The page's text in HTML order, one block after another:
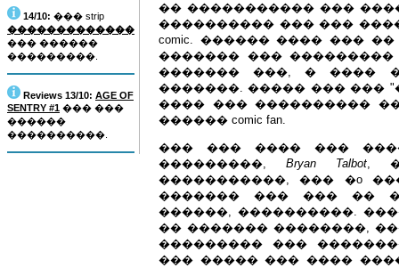
14/10: ��� strip
�������������
��� ������
���������.
Reviews 13/10: AGE OF
SENTRY #1 ��� ���
������
����������.
�� ����������� ���
���������� ��� ���
comic. ������ ���� ���
������� ���
������� ���, � ����
�������. ����� ��� ���
���� ��� ����������
������ comic fan.
��� ��� ���� ���
���������, Bryan Talbot,
�����������, ��� �o
������� ��� ��� ��
������, ����������.
�� ������� ��������,
��������� ���
��� ����� ��� ����